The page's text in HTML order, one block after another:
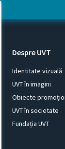
Despre UVT
Identitate vizuală
UVT în imagini
Obiecte
UVT în societate
Fundația UVT